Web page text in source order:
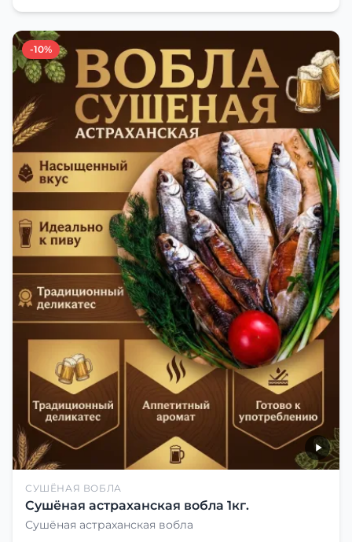
-10%
СУШЁНАЯ ВОБЛА
Сушёная астраханская вобла 1кг.
Сушёная астраханская вобла